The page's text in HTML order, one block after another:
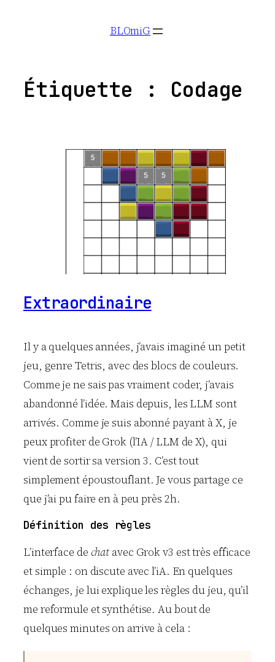
BLOmiG
Étiquette : Codage
Extraordinaire
Il y a quelques années, j’avais imaginé un petit
jeu, genre Tetris, avec des blocs de couleurs.
Comme je ne sais pas vraiment coder, j’avais
abandonné l’idée. Mais depuis, les LLM sont
arrivés. Comme je suis abonné payant à X, je
peux profiter de Grok (l’IA / LLM de X), qui
vient de sortir sa version 3. C’est tout
simplement époustouflant. Je vous partage ce
que j’ai pu faire en à peu près 2h.
Définition des règles
L’interface de chat avec Grok v3 est très efficace
et simple : on discute avec l’iA. En quelques
échanges, je lui explique les règles du jeu, qu’il
me reformule et synthétise. Au bout de
quelques minutes on arrive à cela :